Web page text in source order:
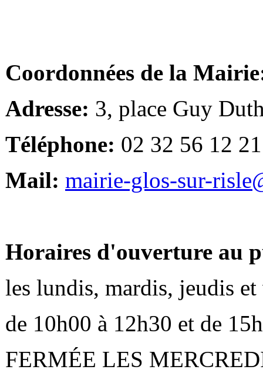
Coordonnées de la
Adresse: 3, place Guy
Téléphone: 02 32 56 12 21
Mail: mairie-glos-sur-
Horaires d'ouverture au
les lundis, mardis, jeudis et
de 10h00 à 12h30 et de
FERMÉE LES